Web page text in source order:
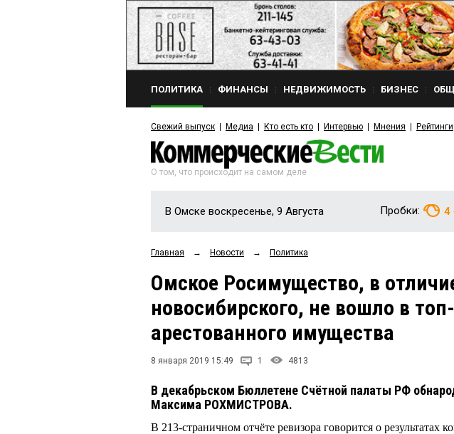
ПОЛИТИКА ФИНАНСЫ НЕДВИЖИМОСТЬ БИЗНЕС
Свежий выпуск Медиа Кто есть кто Интервью Мнения Рейтинги
О том, что происходит на самом деле
В Омске воскресенье, 9 Августа Пробки: 4
Главная → Новости → Политика
Омское Росимущество, в
новосибирского, не вошло в
арестованного имущества
8 января 2019 15:49 1 4813
В декабрьском Бюллетене Счётной палаты РФ
Максима РОХМИСТРОВА.
В 213-страничном отчёте ревизора говорится о результатах